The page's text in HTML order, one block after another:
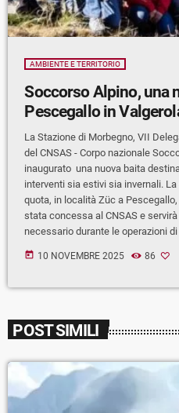
AMBIENTE E TERRITORIO
Soccorso Alpino, una
Pescegallo in
La Stazione di Morbegno, VII
del CNSAS - Corpo nazionale
inaugurato una nuova baita
interventi sia estivi sia invernali.
quota, in località Züc a
stata concessa al CNSAS e
necessario durante le operazioni di
today 10 NOVEMBRE 2025 86
POST SIMILI